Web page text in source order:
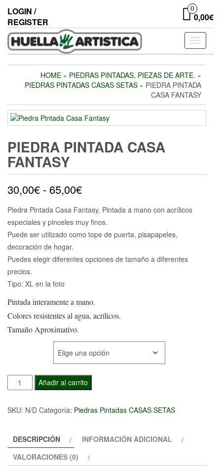
the
content
LOGIN /
REGISTER
0
0,00€
Toggle
HOME » PIEDRAS PINTADAS, PIEZAS DE ARTE. »
PIEDRAS PINTADAS CASAS SETAS » PIEDRA PINTADA
CASA FANTASY
PIEDRA PINTADA CASA
FANTASY
30,00€ - 65,00€Rango
de
precios:
30,00€
65,00€
Piedra Pintada Casa Fantasy, Pintada a mano con acrílicos
especiales y pinceles muy finos.
Puede ser utilizado como tope de puerta, pisapapeles,
decoración de hogar.
Puedes elegir diferentes opciones de tamaño a diferentes
precios.
Tipo: XL en la foto
Pintada interamente a mano.
Colores resistentes al agua, acrílicos.
Tamaño Aproximativo.
Piedra
Pintada
Casa
Añadir al carrito
SKU: N/D Categoría: Piedras Pintadas CASAS SETAS
DESCRIPCIÓN
INFORMACIÓN ADICIONAL
VALORACIONES (0)